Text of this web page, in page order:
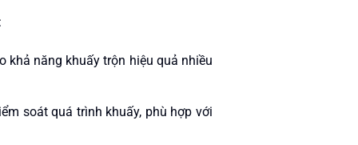
năng khuấy trộn hiệu quả nhiều
soát quá trình khuấy, phù hợp với